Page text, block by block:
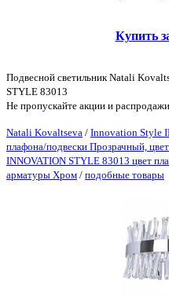
Купить
Подвесной светильник Natali
STYLE 83013
Не пропускайте акции и
Natali Kovaltseva / Innovation Style
плафона/подвески Прозрачный,
INNOVATION STYLE 83013 цвет
арматуры Хром / подобные товары